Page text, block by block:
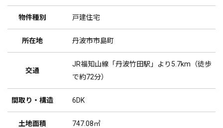
物件種別 戸建住宅
所在地 丹波市市島町
交通
JR福知山線「丹波竹田駅」より5.7km（徒歩
で約72分）
間取り・構造 6DK
土地面積 747.08㎡